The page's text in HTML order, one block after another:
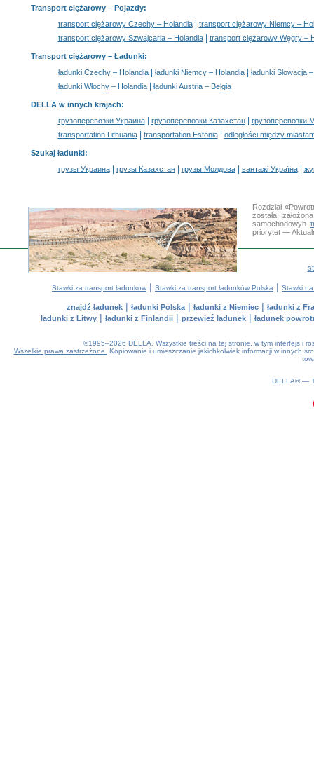
Transport ciężarowy– Pojazdy:
transport ciężarowy Czechy – Holandia|
transport ciężarowy Niemcy –
transport ciężarowy Szwajcaria – Holandia| transport ciężarowy Węgry –
Transport ciężarowy – Ładunki:
ładunki Czechy – Holandia| ładunki Niemcy – Holandia|
ładunki Słowacja
ładunki Włochy – Holandia| ładunki Austria – Belgia
DELLA w innych krajach:
грузоперевозки Украина| грузоперевозки Казахстан|
грузоперевозки
transportation Lithuania| transportation Estonia| odległości między
Szukaj ładunki:
грузы Украина| грузы Казахстан| грузы Молдова| вантажі Україна|
Rozdział
została
samochodowyh
priorytet —
Stawki za transport ładunków | Stawki za transport ładunków Polska | Stawki
znajdź ładunek | ładunki Polska | ładunki z Niemiec | ładunki z
ładunki z Litwy | ładunki z Finlandii | przewieź ładunek | ładunek
©1995–2026 DELLA. Wszystkie treści na tej stronie, w tym interfejs i
Wszelkie prawa zastrzeżone.
Kopiowanie i umieszczanie jakichkolwiek informacji w innych
DELLA® —